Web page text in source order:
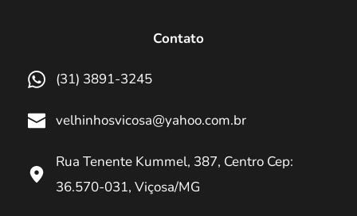
Contato
(31) 3891-3245
velhinhosvicosa@yahoo.com.br
Rua Tenente Kummel, 387, Centro Cep:
36.570-031, Viçosa/MG